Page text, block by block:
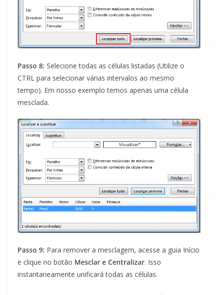
Passo 8: Selecione todas as células listadas (Utilize o
CTRL para selecionar várias intervalos ao mesmo
tempo). Em nosso exemplo temos apenas uma célula
mesclada.
Passo 9: Para remover a mesclagem, acesse a guia Início
e clique no botão Mesclar e Centralizar. Isso
instantaneamente unificará todas as células.